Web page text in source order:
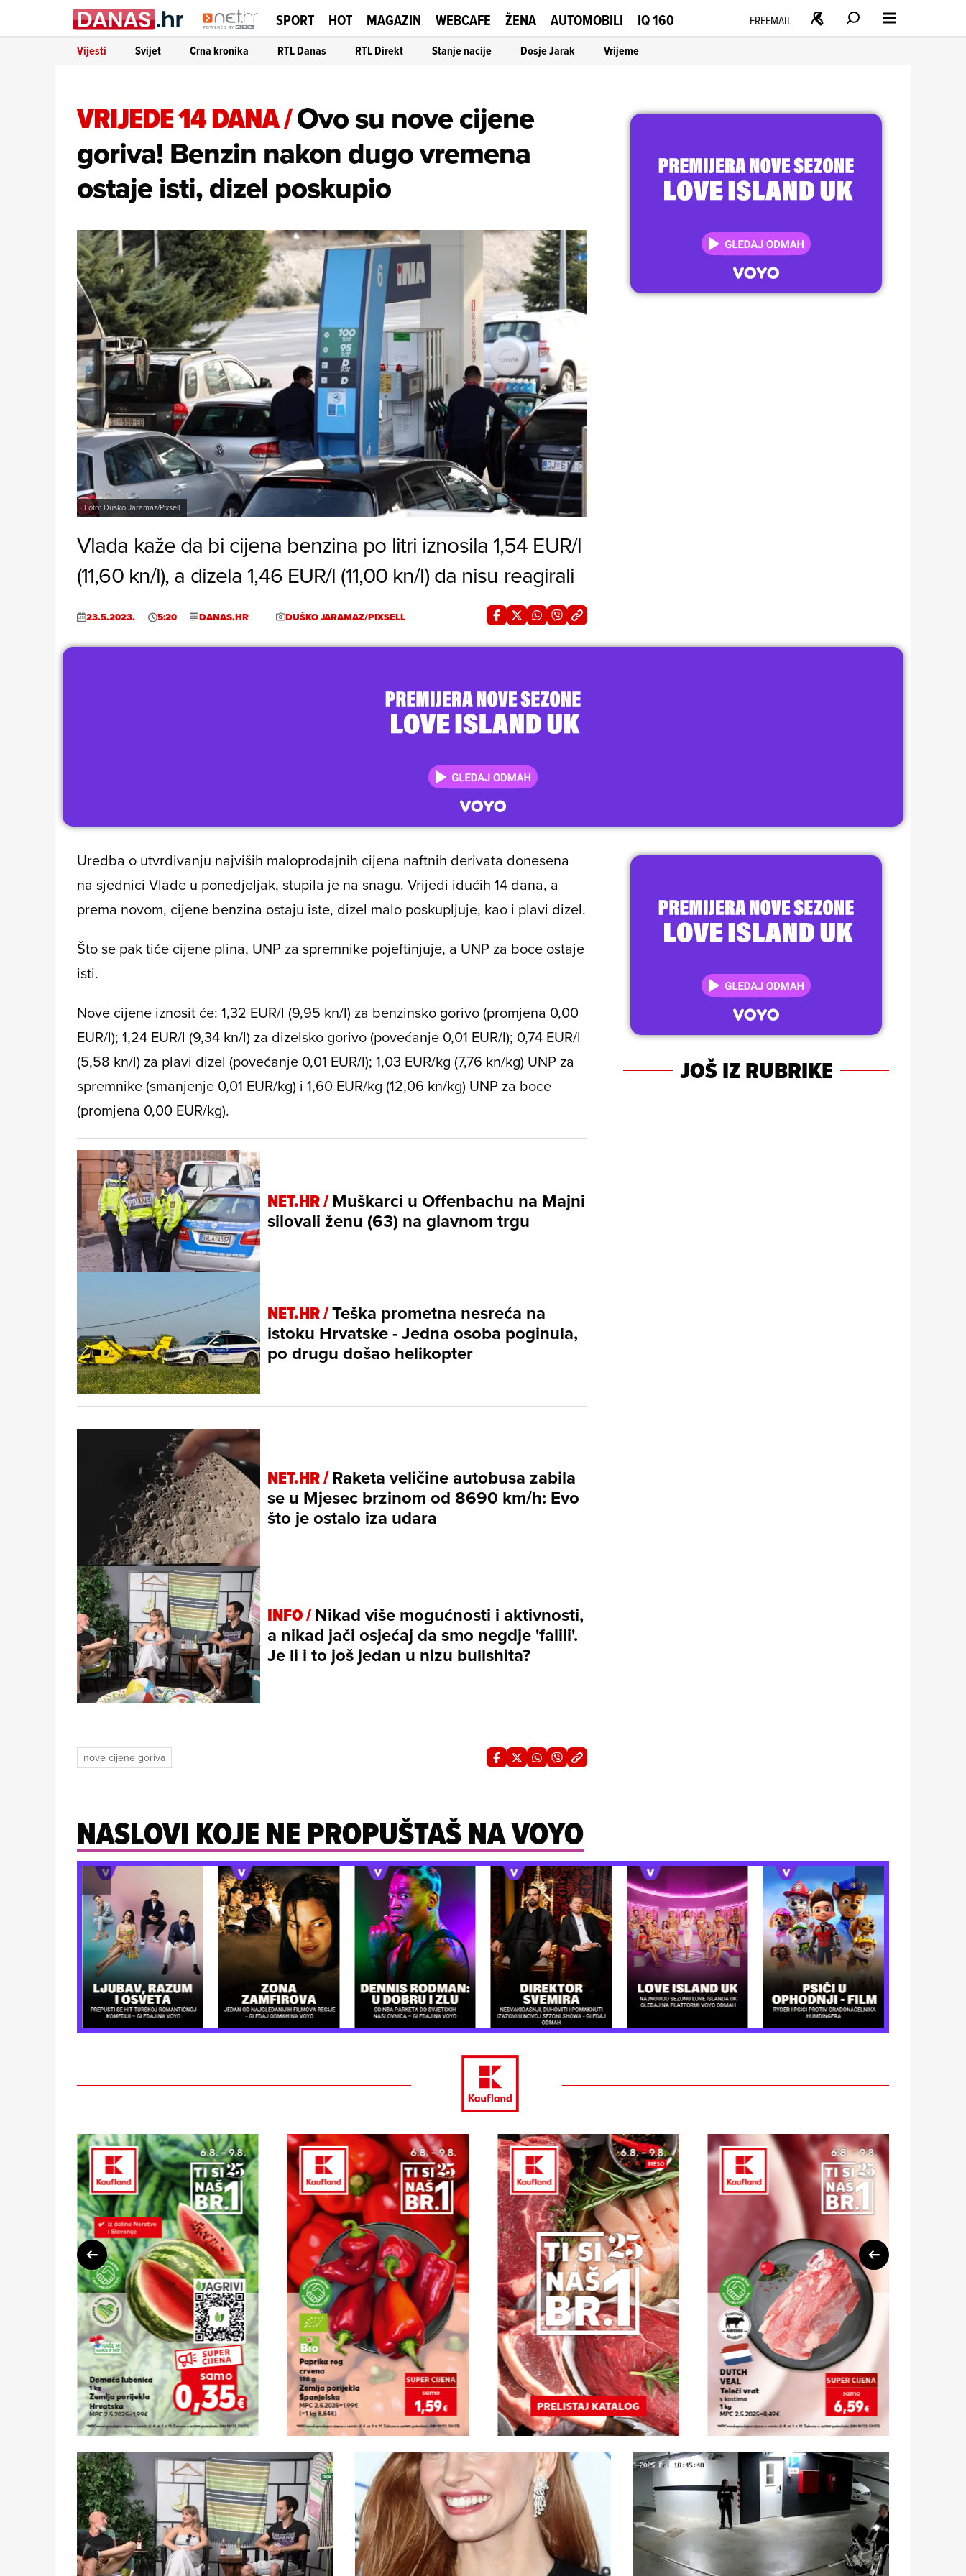
SPORT HOT MAGAZIN WEBCAFE ŽENA AUTOMOBILI IQ 160 FREEMAIL
Vijesti Svijet Crna kronika RTL Danas RTL Direkt Stanje nacije Dosje Jarak Vrijeme
VRIJEDE 14 DANA/Ovo su nove cijene
goriva! Benzin nakon dugo vremena
ostaje isti, dizel poskupio
Foto: Duško Jaramaz/Pixsell
Vlada kaže da bi cijena benzina po litri iznosila 1,54 EUR/l
(11,60 kn/l), a dizela 1,46 EUR/l (11,00 kn/l) da nisu reagirali
23.5.2023. 5:20 DANAS.HR DUŠKO JARAMAZ/PIXSELL
Uredba o utvrđivanju najviših maloprodajnih cijena naftnih derivata donesena
na sjednici Vlade u ponedjeljak, stupila je na snagu. Vrijedi idućih 14 dana, a
prema novom, cijene benzina ostaju iste, dizel malo poskupljuje, kao i plavi dizel.
Što se pak tiče cijene plina, UNP za spremnike pojeftinjuje, a UNP za boce ostaje
isti.
Nove cijene iznosit će: 1,32 EUR/l (9,95 kn/l) za benzinsko gorivo (promjena 0,00
EUR/l); 1,24 EUR/l (9,34 kn/l) za dizelsko gorivo (povećanje 0,01 EUR/l); 0,74 EUR/l
(5,58 kn/l) za plavi dizel (povećanje 0,01 EUR/l); 1,03 EUR/kg (7,76 kn/kg) UNP za
spremnike (smanjenje 0,01 EUR/kg) i 1,60 EUR/kg (12,06 kn/kg) UNP za boce
(promjena 0,00 EUR/kg).
NET.HR /Muškarci u Offenbachu na Majni
silovali ženu (63) na glavnom trgu
NET.HR /Teška prometna nesreća na
istoku Hrvatske - Jedna osoba poginula,
po drugu došao helikopter
NET.HR /Raketa veličine autobusa zabila
se u Mjesec brzinom od 8690 km/h: Evo
što je ostalo iza udara
INFO /Nikad više mogućnosti i aktivnosti,
a nikad jači osjećaj da smo negdje 'falili'.
Je li i to još jedan u nizu bullshita?
nove cijene goriva
JOŠ IZ RUBRIKE
NASLOVI KOJE NE PROPUŠTAŠ NA VOYO